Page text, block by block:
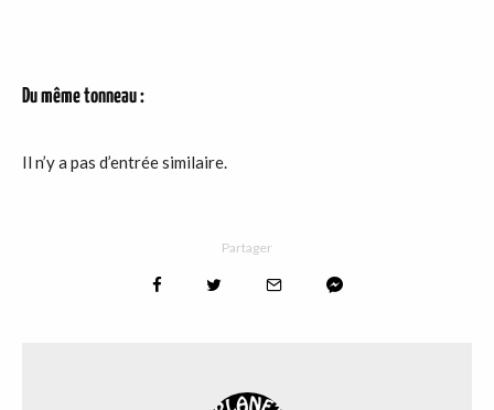
Du même tonneau :
Il n’y a pas d’entrée similaire.
Partager